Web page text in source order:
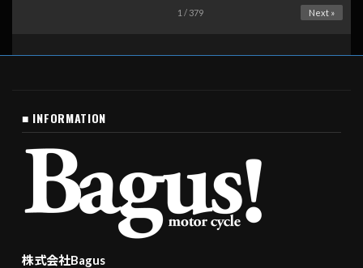
1 / 379 Next »
■ INFORMATION
株式会社Bagus